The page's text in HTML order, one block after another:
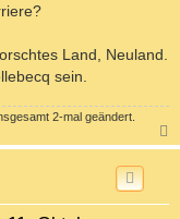
Land, Neuland.
sein.
2-mal geändert.
a